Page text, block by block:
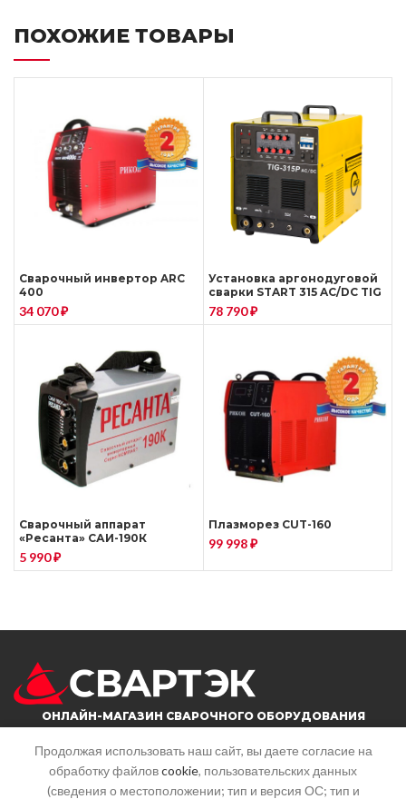
ПОХОЖИЕ ТОВАРЫ
Сварочный инвертор ARC
400
34 070₽
Установка аргонодуговой
сварки START 315 AC/DC TIG
PULSE
78 790₽
Сварочный аппарат
«Ресанта» САИ-190К
5 990₽
Плазморез CUT-160
99 998₽
ОНЛАЙН-МАГАЗИН СВАРОЧНОГО ОБОРУДОВАНИЯ
г. Саратов, ул. Большая горная, 215
Продолжая использовать наш сайт, вы даете согласие на
обработку файловcookie, пользовательских данных
(сведения о местоположении; тип и версия ОС; тип и